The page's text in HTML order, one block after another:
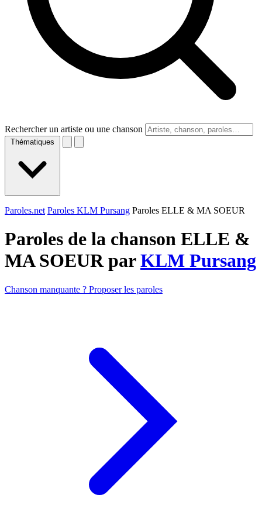
Rechercher un artiste ou une chanson
Thématiques
Paroles.net Paroles KLM Pursang Paroles ELLE & MA SOEUR
Paroles de la chanson ELLE &
MA SOEUR parKLM Pursang
Chanson manquante ? Proposer les paroles